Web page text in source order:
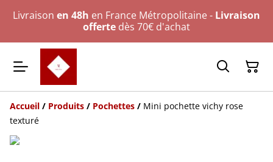
Livraison en 48h en France Métropolitaine - Livraison
offerte dès 70€ d'achat
Accueil / Produits / Pochettes / Mini pochette vichy rose
texturé